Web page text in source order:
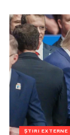
ȘTIRI EXTERNE